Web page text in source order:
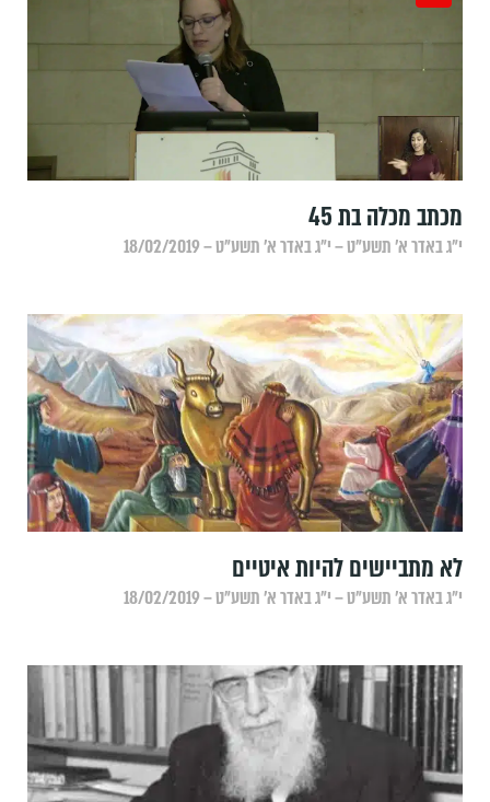
מכתב מכלה בת 45
י״ג באדר א׳ תשע״ט – י״ג באדר א׳ תשע״ט – 18/02/2019
לא מתביישים להיות איטיים
י״ג באדר א׳ תשע״ט – י״ג באדר א׳ תשע״ט – 18/02/2019